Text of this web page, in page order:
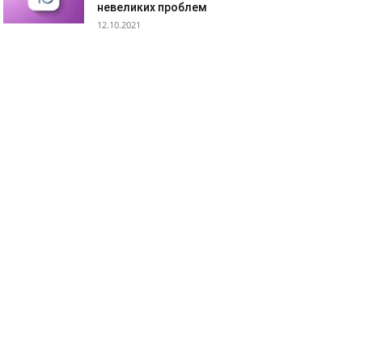
невеликих проблем
12.10.2021